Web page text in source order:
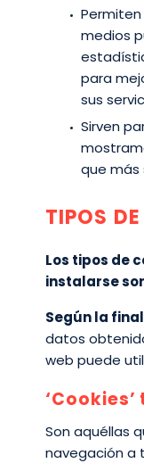
medios
para
sus
Sirven
que más
TIPOS
Los tipos de
instalarse
Según la
datos
web puede
Son aquéllas
navegación a